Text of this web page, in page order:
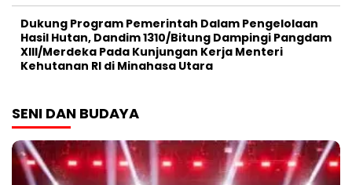
Dukung Program Pemerintah Dalam Pengelolaan
Hasil Hutan, Dandim 1310/Bitung Dampingi Pangdam
XIII/Merdeka Pada Kunjungan Kerja Menteri
Kehutanan RI di Minahasa Utara
SENI DAN BUDAYA